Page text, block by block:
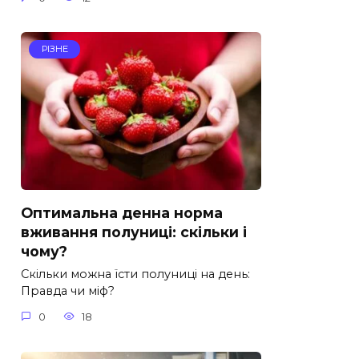
РІЗНЕ
Оптимальна денна норма
вживання полуниці: скільки і
чому?
Скільки можна їсти полуниці на день:
Правда чи міф?
0 18